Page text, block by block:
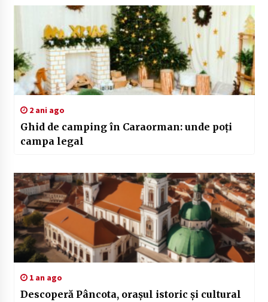
2 ani ago
Ghid de camping în Caraorman: unde poți
campa legal
1 an ago
Descoperă Pâncota, orașul istoric și cultural